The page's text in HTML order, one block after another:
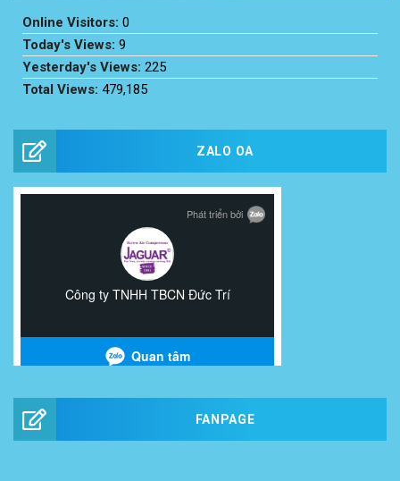
Online Visitors: 0
Today's Views: 9
Yesterday's Views: 225
Total Views: 479,185
ZALO OA
FANPAGE